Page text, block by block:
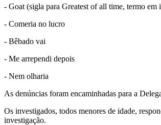
- Goat (sigla para Greatest of all time, termo em
- Comeria no lucro
- Bêbado vai
- Me arrependi depois
- Nem olharia
As denúncias foram encaminhadas para a
Os investigados, todos menores de idade,
investigação.